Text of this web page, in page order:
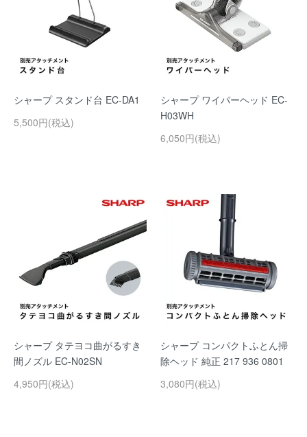
シャープ スタンド台 EC-DA1
5,500円(税込)
シャープ ワイパーヘッド EC-
H03WH
6,050円(税込)
シャープ タテヨコ曲がるすき
間ノズル EC-N02SN
4,950円(税込)
シャープ コンパクトふとん掃
除ヘッド 純正 217 936 0801
3,080円(税込)